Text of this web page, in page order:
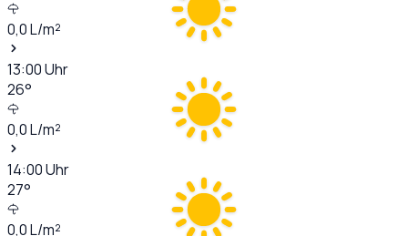
0,0L/m²
13:00Uhr
26°
0,0L/m²
14:00Uhr
27°
0,0L/m²